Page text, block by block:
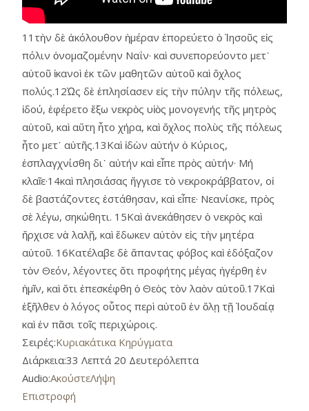
11τὴν δὲ ἀκόλουθον ἡμέραν ἐπορεύετο ὁ Ἰησοῦς εἰς
πόλιν ὀνομαζομένην Ναΐν· καὶ συνεπορεύοντο μετ᾿
αὐτοῦ ἱκανοὶ ἐκ τῶν μαθητῶν αὐτοῦ καὶ ὄχλος
πολύς.12Ὡς δὲ ἐπλησίασεν εἰς τὴν πύλην τῆς πόλεως,
ἰδού, ἐφέρετο ἔξω νεκρὸς υἱὸς μονογενής τῆς μητρὸς
αὑτοῦ, καὶ αὕτη ἦτο χήρα, καὶ ὄχλος πολὺς τῆς πόλεως
ἦτο μετ᾿ αὐτῆς.13Καὶ ἰδὼν αὐτήν ὁ Κύριος,
ἐσπλαγχνίσθη δι᾿ αὐτήν καὶ εἶπε πρὸς αὐτήν· Μή
κλαῖε·14καὶ πλησιάσας ἤγγισε τὸ νεκροκράββατον, οἱ
δὲ βαστάζοντες ἐστάθησαν, καὶ εἶπε· Νεανίσκε, πρὸς
σὲ λέγω, σηκώθητι. 15Καὶ ἀνεκάθησεν ὁ νεκρὸς καὶ
ἤρχισε νὰ λαλῇ, καὶ ἔδωκεν αὐτὸν εἰς τὴν μητέρα
αὐτοῦ. 16Κατέλαβε δὲ ἅπαντας φόβος καὶ ἐδόξαζον
τὸν Θεόν, λέγοντες ὅτι προφήτης μέγας ἠγέρθη ἐν
ἡμῖν, καὶ ὅτι ἐπεσκέφθη ὁ Θεὸς τὸν λαὸν αὑτοῦ.17Καὶ
ἐξῆλθεν ὁ λόγος οὗτος περὶ αὐτοῦ ἐν ὅλῃ τῇ Ἰουδαίᾳ
καὶ ἐν πᾶσι τοῖς περιχώροις.
Σειρές:Κυριακάτικα Κηρύγματα
Διάρκεια:33 Λεπτά 20 Δευτερόλεπτα
Audio:ΑκούστεΛήψη
Επιστροφή